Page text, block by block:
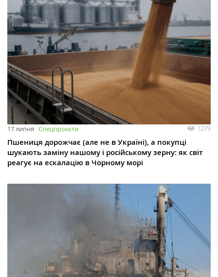
17 липня Спецпроєкти 1279
Пшениця дорожчає (але не в Україні), а покупці
шукають заміну нашому і російському зерну: як світ
реагує на ескалацію в Чорному морі